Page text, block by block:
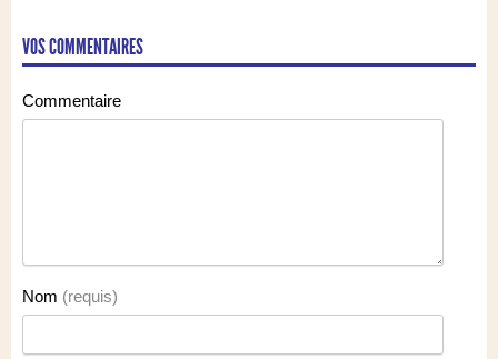
VOS COMMENTAIRES
Commentaire
Nom (requis)